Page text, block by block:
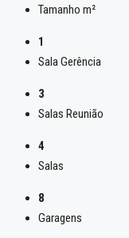
Tamanho m²
1
Sala Gerência
3
Salas Reunião
4
Salas
8
Garagens